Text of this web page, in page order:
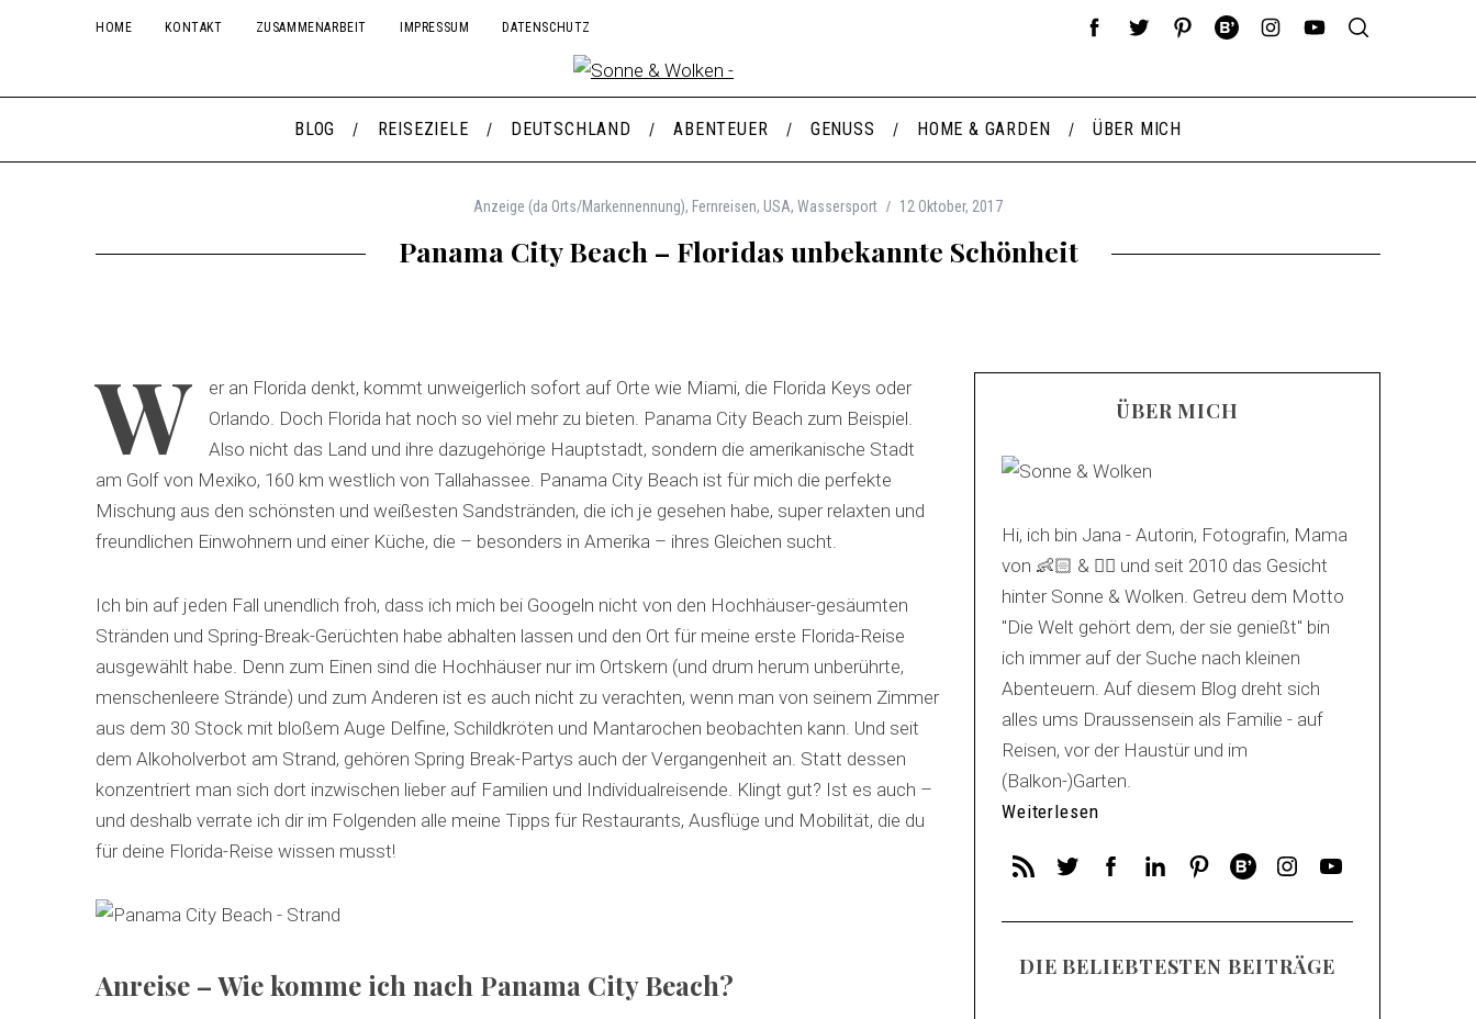
HOME KONTAKT ZUSAMMENARBEIT IMPRESSUM DATENSCHUTZ
BLOG REISEZIELE DEUTSCHLAND ABENTEUER GENUSS HOME & GARDEN ÜBER MICH
Anzeige (da Orts/Markennennung), Fernreisen, USA, Wassersport 12 Oktober, 2017
Panama City Beach – Floridas unbekannte Schönheit
W
er an Florida denkt, kommt unweigerlich sofort auf Orte wie Miami, die Florida Keys oder
Orlando. Doch Florida hat noch so viel mehr zu bieten. Panama City Beach zum Beispiel.
Also nicht das Land und ihre dazugehörige Hauptstadt, sondern die amerikanische Stadt
am Golf von Mexiko, 160 km westlich von Tallahassee. Panama City Beach ist für mich die perfekte
Mischung aus den schönsten und weißesten Sandstränden, die ich je gesehen habe, super relaxten und
freundlichen Einwohnern und einer Küche, die – besonders in Amerika – ihres Gleichen sucht.
Ich bin auf jeden Fall unendlich froh, dass ich mich bei Googeln nicht von den Hochhäuser-gesäumten
Stränden und Spring-Break-Gerüchten habe abhalten lassen und den Ort für meine erste Florida-Reise
ausgewählt habe. Denn zum Einen sind die Hochhäuser nur im Ortskern (und drum herum unberührte,
menschenleere Strände) und zum Anderen ist es auch nicht zu verachten, wenn man von seinem Zimmer
aus dem 30 Stock mit bloßem Auge Delfine, Schildkröten und Mantarochen beobachten kann. Und seit
dem Alkoholverbot am Strand, gehören Spring Break-Partys auch der Vergangenheit an. Statt dessen
konzentriert man sich dort inzwischen lieber auf Familien und Individualreisende. Klingt gut? Ist es auch –
und deshalb verrate ich dir im Folgenden alle meine Tipps für Restaurants, Ausflüge und Mobilität, die du
für deine Florida-Reise wissen musst!
Anreise – Wie komme ich nach Panama City Beach?
ÜBER MICH
Hi, ich bin Jana - Autorin, Fotografin, Mama
von 👶🏻 & 🐕‍🦺 und seit 2010 das Gesicht
hinter Sonne & Wolken. Getreu dem Motto
"Die Welt gehört dem, der sie genießt" bin
ich immer auf der Suche nach kleinen
Abenteuern. Auf diesem Blog dreht sich
alles ums Draussensein als Familie - auf
Reisen, vor der Haustür und im
(Balkon-)Garten.
Weiterlesen
DIE BELIEBTESTEN BEITRÄGE